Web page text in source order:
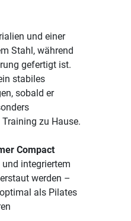
und einer
Stahl, während
gefertigt ist.
stabiles
sobald er
zu Hause.
Compact
integriertem
werden –
als Pilates